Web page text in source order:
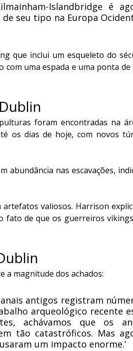
Islandbridge é
seu tipo na Europa
que inclui um esqueleto do
uma espada e uma ponta de
foram encontradas na
os dias de hoje, com novos
abundância nas escavações,
valiosos. Harrison
fato de que os guerreiros
a magnitude dos achados:
antigos registram
arqueológico recente
achávamos que os
tão catastróficos. Mas
um impacto enorme.’